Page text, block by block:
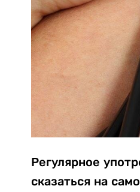
Регулярное
сказаться на